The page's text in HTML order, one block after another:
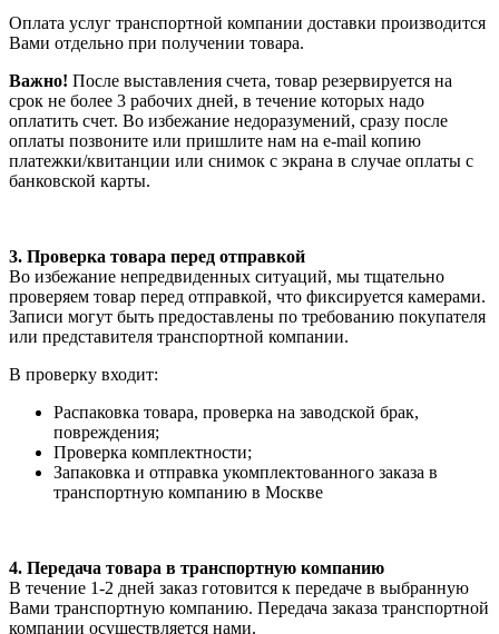
Оплата услуг транспортной компании доставки производится
Вами отдельно при получении товара.
Важно! После выставления счета, товар резервируется на
срок не более 3 рабочих дней, в течение которых надо
оплатить счет. Во избежание недоразумений, сразу после
оплаты позвоните или пришлите нам на e-mail копию
платежки/квитанции или снимок с экрана в случае оплаты с
банковской карты.
3. Проверка товара перед отправкой
Во избежание непредвиденных ситуаций, мы тщательно
проверяем товар перед отправкой, что фиксируется камерами.
Записи могут быть предоставлены по требованию покупателя
или представителя транспортной компании.
В проверку входит:
Распаковка товара, проверка на заводской брак,
повреждения;
Проверка комплектности;
Запаковка и отправка укомплектованного заказа в
транспортную компанию в Москве
4. Передача товара в транспортную компанию
В течение 1-2 дней заказ готовится к передаче в выбранную
Вами транспортную компанию. Передача заказа транспортной
компании осуществляется нами.